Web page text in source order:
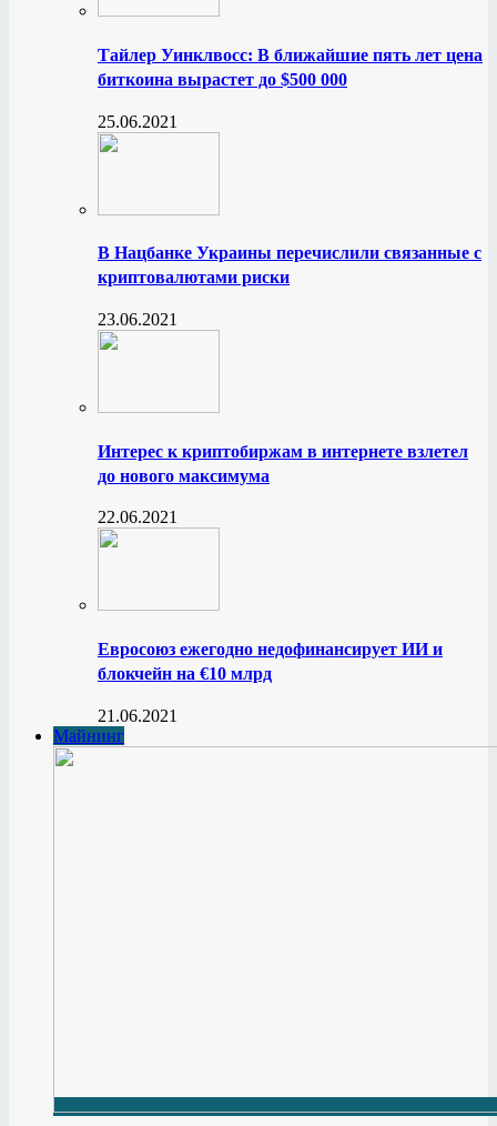
Тайлер Уинклвосс: В ближайшие пять лет цена
биткоина вырастет до $500 000
25.06.2021
В Нацбанке Украины перечислили связанные с
криптовалютами риски
23.06.2021
Интерес к криптобиржам в интернете взлетел
до нового максимума
22.06.2021
Евросоюз ежегодно недофинансирует ИИ и
блокчейн на €10 млрд
21.06.2021
Майнинг